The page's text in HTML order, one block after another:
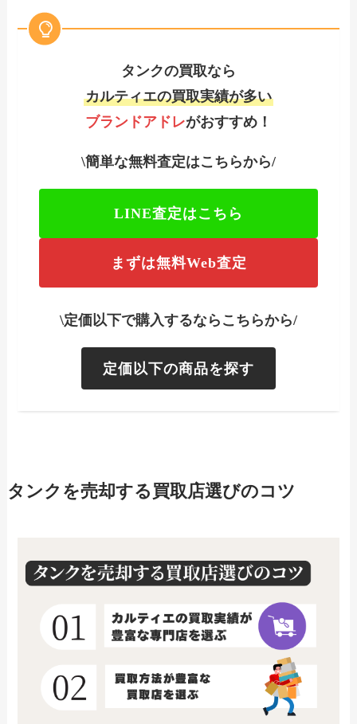
タンクの買取なら
カルティエの買取実績が多い
ブランドアドレがおすすめ！
\簡単な無料査定はこちらから/
LINE査定はこちら
まずは無料Web査定
\定価以下で購入するならこちらから/
定価以下の商品を探す
タンクを売却する買取店選びのコツ